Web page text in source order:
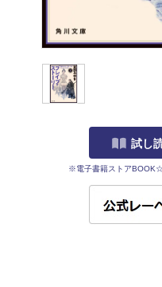
試し
※電子書籍ストア